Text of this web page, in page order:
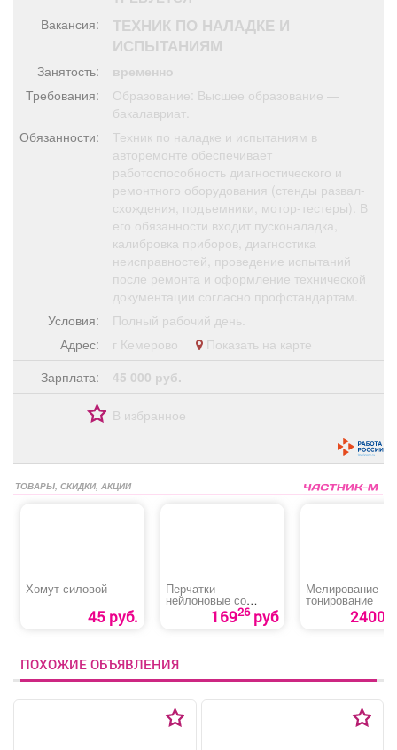
Поздравления
Я - пенсионер
Вакансия:
ТЕХНИК ПО НАЛАДКЕ И
ИСПЫТАНИЯМ
Занятость:
временно
Требования:
Образование: Высшее образование —
бакалавриат.
Обязанности:
Техник по наладке и испытаниям в
авторемонте обеспечивает
работоспособность диагностического и
ремонтного оборудования (стенды развал-
схождения, подъемники, мотор-тестеры). В
его обязанности входит пусконаладка,
калибровка приборов, диагностика
неисправностей, проведение испытаний
после ремонта и оформление технической
документации согласно профстандартам.
Условия:
Полный рабочий день.
Адрес:
г Кемерово
Показать на карте
Зарплата:
45 000 руб.
В избранное
ТОВАРЫ, СКИДКИ, АКЦИИ
Хомут силовой
45 руб.
Перчатки
нейлоновые со
вспененным
покрытием16926руб
Мелирование +
тонирование
2400
ПОХОЖИЕ ОБЪЯВЛЕНИЯ